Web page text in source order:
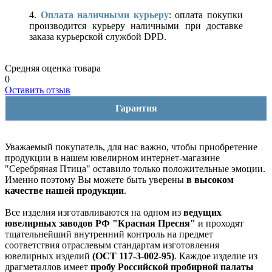
4. Оплата наличными курьеру: оплата покупки
производится курьеру наличными при доставке
заказа курьерской службой DPD.
Средняя оценка товара
0
Оставить отзыв
Гарантия
Уважаемый покупатель, для нас важно, чтобы приобретение
продукции в нашем ювелирном интернет-магазине
"Серебряная Птица" оставило только положительные эмоции.
Именно поэтому Вы можете быть уверены в высоком
качестве нашей продукции.
Все изделия изготавливаются на одном из ведущих
ювелирных заводов РФ "Красная Пресня" и проходят
тщательнейший внутренний контроль на предмет
соответствия отраслевым стандартам изготовления
ювелирных изделий (ОСТ 117-3-002-95). Каждое изделие из
драгметаллов имеет пробу Российской пробирной палаты